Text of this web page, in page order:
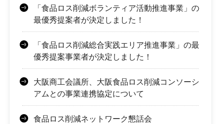
「食品ロス削減ボランティア活動推進事業」の
最優秀提案者が決定しました！
「食品ロス削減総合実践エリア推進事業」の最
優秀提案事業者が決定しました！
大阪商工会議所、大阪食品ロス削減コンソーシ
アムとの事業連携協定について
食品ロス削減ネットワーク懇話会